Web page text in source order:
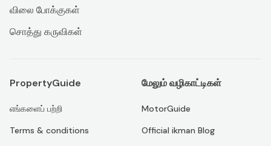
விலை போக்குகள்
சொத்து கருவிகள்
PropertyGuide
எங்களைப் பற்றி
Terms & conditions
மேலும் வழிகாட்டிகள்
MotorGuide
Official ikman Blog